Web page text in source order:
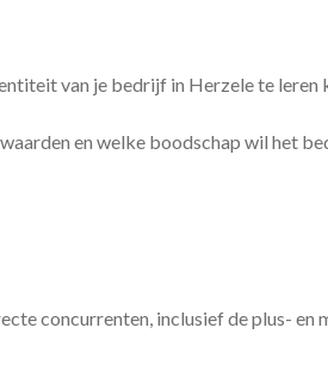
van je bedrijf in Herzele te leren
en welke boodschap wil het
concurrenten, inclusief de plus- en